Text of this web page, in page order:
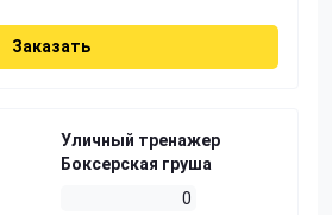
Заказать
Уличный тренажер
Боксерская груша
0